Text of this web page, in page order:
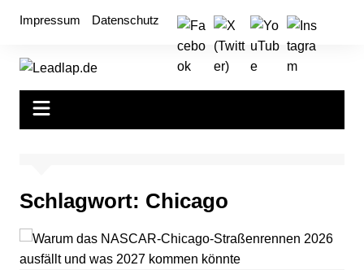
Impressum Datenschutz
Schlagwort: Chicago